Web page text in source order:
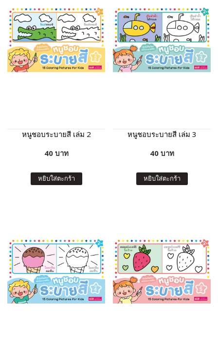
หนูชอบระบายสี เล่ม 2
40 บาท
หยิบใส่ตะกร้า
หนูชอบระบายสี เล่ม 3
40 บาท
หยิบใส่ตะกร้า